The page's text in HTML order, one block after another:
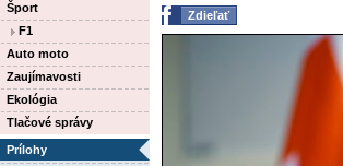
Šport
F1
Auto moto
Zaujímavosti
Ekológia
Tlačové správy
Prílohy
Zdieľať